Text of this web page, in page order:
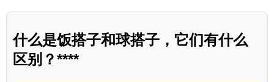
什么是饭搭子和球搭子，它们有什么
区别？****